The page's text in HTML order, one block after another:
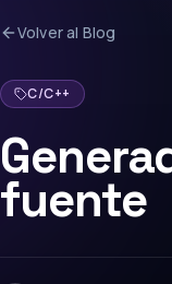
Volver al Blog
C/C++
fuente